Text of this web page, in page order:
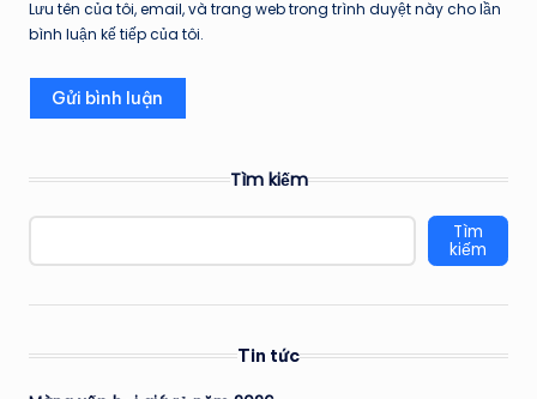
Lưu tên của tôi, email, và trang web trong trình duyệt này cho lần
bình luận kế tiếp của tôi.
Tìm kiếm
Tìm
kiếm
Tin tức